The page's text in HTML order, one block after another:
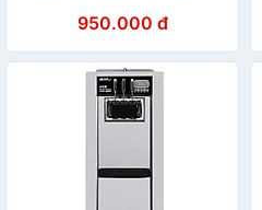
950.000 đ